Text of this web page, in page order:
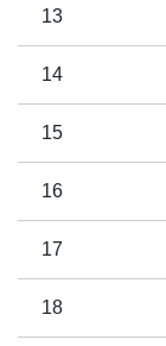
13
14
15
16
17
18